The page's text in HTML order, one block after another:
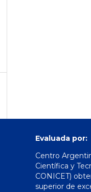
Evaluada por:
Centro
Científica y
CONICET)
superior de